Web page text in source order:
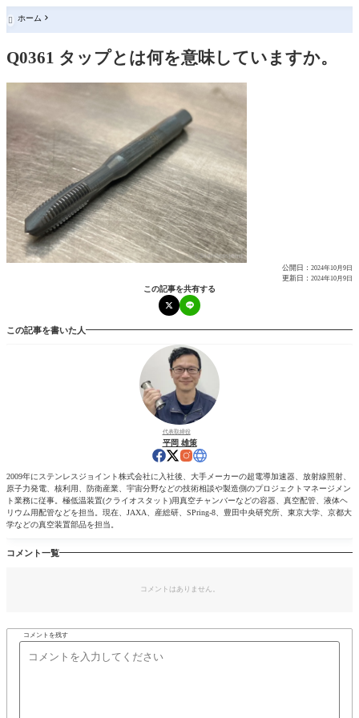
 ホーム
Q0361 タップとは何を意味していますか。
公開日： 2024年10月9日
更新日： 2024年10月9日
この記事を共有する
この記事を書いた人
代表取締役
平岡 雄策
2009年にステンレスジョイント株式会社に入社後、大手メーカーの超電導加速器、放射線照射、
原子力発電、核利用、防衛産業、宇宙分野などの技術相談や製造側のプロジェクトマネージメン
ト業務に従事。極低温装置(クライオスタット)用真空チャンバーなどの容器、真空配管、液体ヘ
リウム用配管などを担当。現在、JAXA、産総研、SPring-8、豊田中央研究所、東京大学、京都大
学などの真空装置部品を担当。
コメント一覧
コメントはありません。
コメントを残す